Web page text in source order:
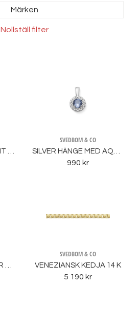
Märken
Nollställ filter
ÖRH RH SILV BLÅ SYNT AQUAMARINSTEN
SVEDBOM & CO
SILVER HÄNGE MED AQUAMARINSTEN SYNT
990 kr
KLACKRING FG SILVER OKTAGON
SVEDBOM & CO
VENEZIANSK KEDJA 14 K
5 190 kr